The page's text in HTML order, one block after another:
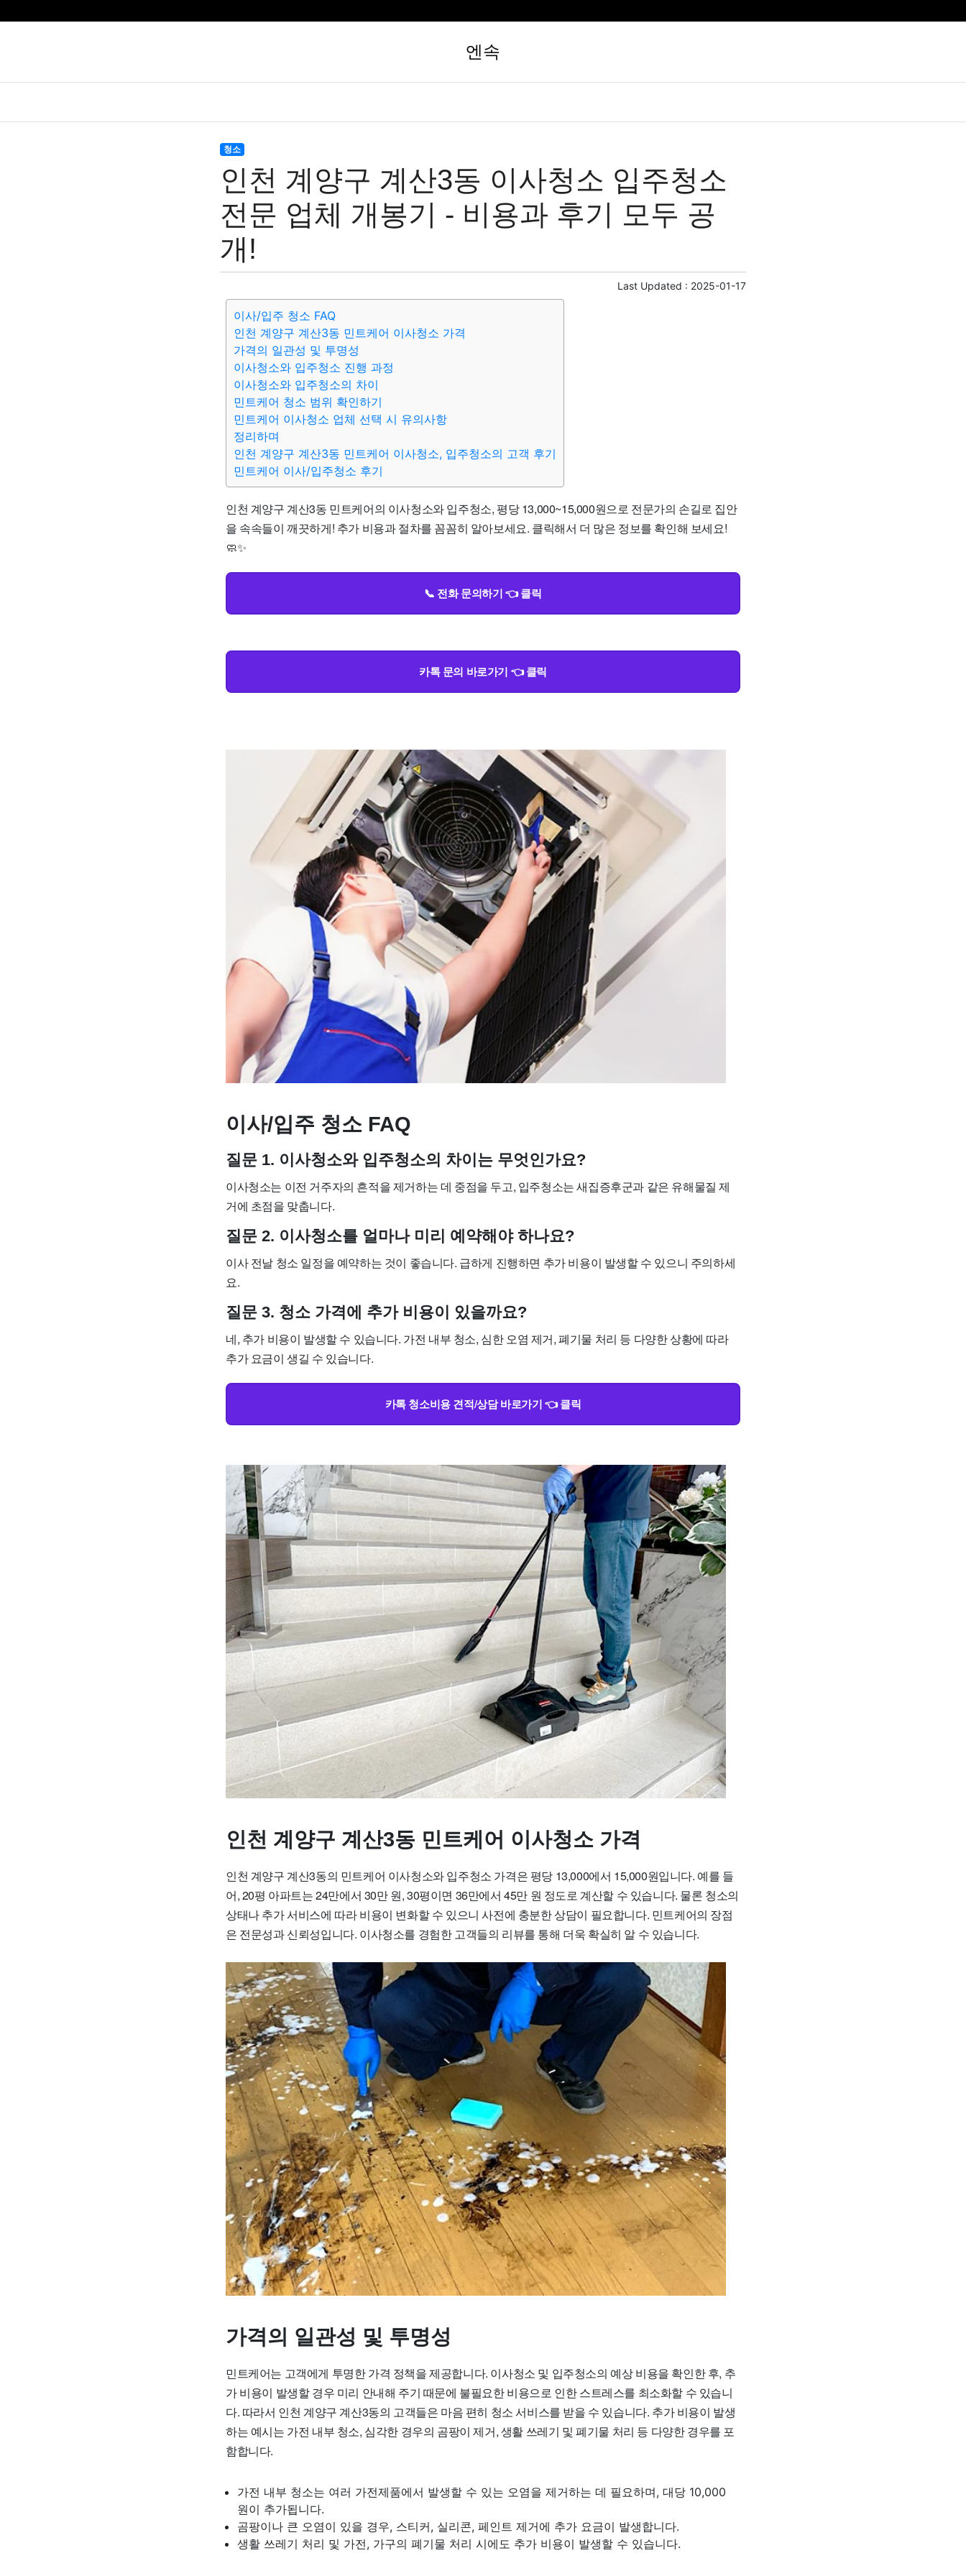
엔속
청소
인천 계양구 계산3동 이사청소 입주청소
전문 업체 개봉기 - 비용과 후기 모두 공
개!
Last Updated : 2025-01-17
이사/입주 청소 FAQ
인천 계양구 계산3동 민트케어 이사청소 가격
가격의 일관성 및 투명성
이사청소와 입주청소 진행 과정
이사청소와 입주청소의 차이
민트케어 청소 범위 확인하기
민트케어 이사청소 업체 선택 시 유의사항
정리하며
인천 계양구 계산3동 민트케어 이사청소, 입주청소의 고객 후기
민트케어 이사/입주청소 후기
인천 계양구 계산3동 민트케어의 이사청소와 입주청소, 평당 13,000~15,000원으로 전문가의 손길로 집안
을 속속들이 깨끗하게! 추가 비용과 절차를 꼼꼼히 알아보세요. 클릭해서 더 많은 정보를 확인해 보세요!
🧼✨
📞 전화 문의하기 👈 클릭
카톡 문의 바로가기 👈 클릭
이사/입주 청소 FAQ
질문 1. 이사청소와 입주청소의 차이는 무엇인가요?
이사청소는 이전 거주자의 흔적을 제거하는 데 중점을 두고, 입주청소는 새집증후군과 같은 유해물질 제
거에 초점을 맞춥니다.
질문 2. 이사청소를 얼마나 미리 예약해야 하나요?
이사 전날 청소 일정을 예약하는 것이 좋습니다. 급하게 진행하면 추가 비용이 발생할 수 있으니 주의하세
요.
질문 3. 청소 가격에 추가 비용이 있을까요?
네, 추가 비용이 발생할 수 있습니다. 가전 내부 청소, 심한 오염 제거, 폐기물 처리 등 다양한 상황에 따라
추가 요금이 생길 수 있습니다.
카톡 청소비용 견적/상담 바로가기 👈 클릭
인천 계양구 계산3동 민트케어 이사청소 가격
인천 계양구 계산3동의 민트케어 이사청소와 입주청소 가격은 평당 13,000에서 15,000원입니다. 예를 들
어, 20평 아파트는 24만에서 30만 원, 30평이면 36만에서 45만 원 정도로 계산할 수 있습니다. 물론 청소의
상태나 추가 서비스에 따라 비용이 변화할 수 있으니 사전에 충분한 상담이 필요합니다. 민트케어의 장점
은 전문성과 신뢰성입니다. 이사청소를 경험한 고객들의 리뷰를 통해 더욱 확실히 알 수 있습니다.
가격의 일관성 및 투명성
민트케어는 고객에게 투명한 가격 정책을 제공합니다. 이사청소 및 입주청소의 예상 비용을 확인한 후, 추
가 비용이 발생할 경우 미리 안내해 주기 때문에 불필요한 비용으로 인한 스트레스를 최소화할 수 있습니
다. 따라서 인천 계양구 계산3동의 고객들은 마음 편히 청소 서비스를 받을 수 있습니다. 추가 비용이 발생
하는 예시는 가전 내부 청소, 심각한 경우의 곰팡이 제거, 생활 쓰레기 및 폐기물 처리 등 다양한 경우를 포
함합니다.
가전 내부 청소는 여러 가전제품에서 발생할 수 있는 오염을 제거하는 데 필요하며, 대당 10,000
원이 추가됩니다.
곰팡이나 큰 오염이 있을 경우, 스티커, 실리콘, 페인트 제거에 추가 요금이 발생합니다.
생활 쓰레기 처리 및 가전, 가구의 폐기물 처리 시에도 추가 비용이 발생할 수 있습니다.